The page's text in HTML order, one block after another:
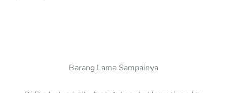
Barang Lama Sampainya